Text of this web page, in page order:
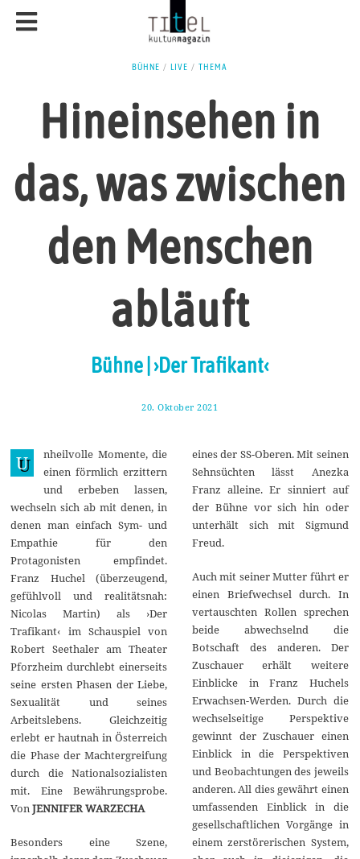
BÜHNE / LIVE / THEMA
Hineinsehen in
das, was zwischen
den Menschen
abläuft
Bühne | ›Der Trafikant‹
20. Oktober 2021
k
o
b
e
r
2
0
U
nheilvolle Momente, die
einen förmlich erzittern
und erbeben lassen,
wechseln sich ab mit denen, in
denen man einfach Sym- und
Empathie für den
Protagonisten empfindet.
Franz Huchel (überzeugend,
gefühlvoll und realitätsnah:
Nicolas Martin) als ›Der
Trafikant‹ im Schauspiel von
Robert Seethaler am Theater
Pforzheim durchlebt einerseits
seine ersten Phasen der Liebe,
Sexualität und seines
Arbeitslebens. Gleichzeitig
erlebt er hautnah in Österreich
die Phase der Machtergreifung
durch die Nationalsozialisten
mit. Eine Bewährungsprobe.
VonJENNIFER WARZECHA
Besonders eine Szene,
eines der SS-Oberen. Mit seinen
Sehnsüchten lässt Anezka
Franz alleine. Er sinniert auf
der Bühne vor sich hin oder
unterhält sich mit Sigmund
Freud.
Auch mit seiner Mutter führt er
einen Briefwechsel durch. In
vertauschten Rollen sprechen
beide abwechselnd die
Botschaft des anderen. Der
Zuschauer erhält weitere
Einblicke in Franz Huchels
Erwachsen-Werden. Durch die
wechselseitige Perspektive
gewinnt der Zuschauer einen
Einblick in die Perspektiven
und Beobachtungen des jeweils
anderen. All dies gewährt einen
umfassenden Einblick in die
gesellschaftlichen Vorgänge in
einem zerstörerischen System,